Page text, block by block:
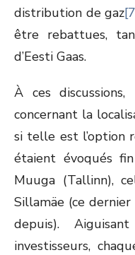
distribution de gaz
être rebattues,
d’Eesti Gaas.
À ces
concernant la
si telle est l’option
étaient évoqués
Muuga (Tallinn),
Sillamäe (ce
depuis).
investisseurs,